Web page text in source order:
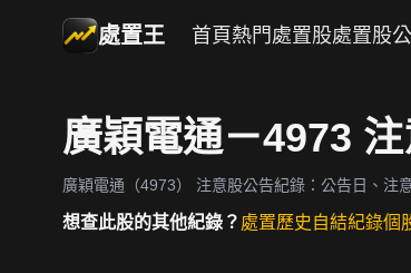
處置王 首頁 熱門處置股處置股
廣穎電通－4973
廣穎電通（4973） 注意股公告紀錄：公告日、注
想查此股的其他紀錄？ 處置歷史自結紀錄個